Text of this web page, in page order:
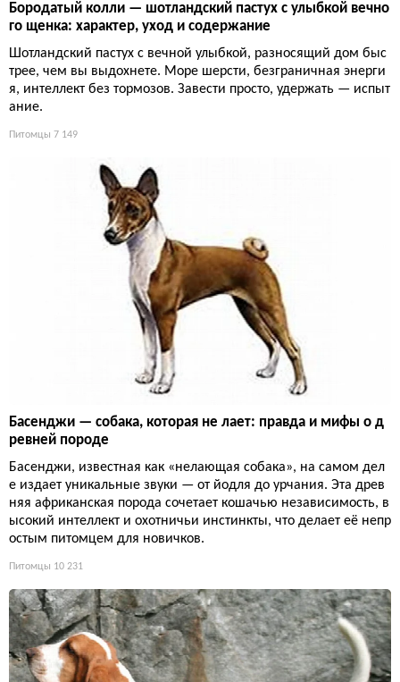
Бородатый колли — шотландский пастух с улыбкой вечно
го щенка: характер, уход и содержание
Шотландский пастух с вечной улыбкой, разносящий дом быс
трее, чем вы выдохнете. Море шерсти, безграничная энерги
я, интеллект без тормозов. Завести просто, удержать — испыт
ание.
Питомцы 7 149
Басенджи — собака, которая не лает: правда и мифы о д
ревней породе
Басенджи, известная как «нелающая собака», на самом дел
е издает уникальные звуки — от йодля до урчания. Эта древ
няя африканская порода сочетает кошачью независимость, в
ысокий интеллект и охотничьи инстинкты, что делает её непр
остым питомцем для новичков.
Питомцы 10 231